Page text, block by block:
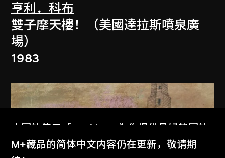
亨利．科布
雙子摩天樓！（美國達拉斯噴泉廣
場）
1983
本网站使用「Cookies」为你提供最好的网站
体验。
M+藏品的简体中文内容仍在更新，敬请期